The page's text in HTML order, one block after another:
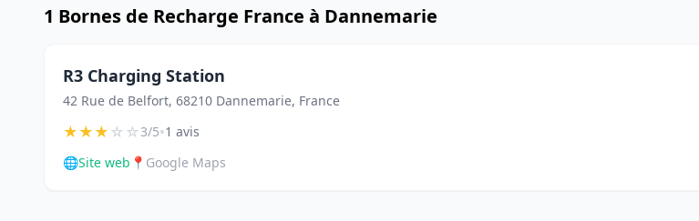
1 Bornes de Recharge France à Dannemarie
R3 Charging Station
42 Rue de Belfort, 68210 Dannemarie, France
★★★☆☆3/5•1 avis
🌐Site web 📍 Google Maps